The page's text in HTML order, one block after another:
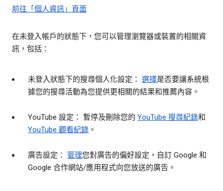
前往「個人資訊」頁面
在未登入帳戶的狀態下，您可以管理瀏覽器或裝置的相關資
訊，包括：
未登入狀態下的搜尋個人化設定： 選擇是否要讓系統根
據您的搜尋活動為您提供更相關的結果和推薦內容。
YouTube 設定： 暫停及刪除您的 YouTube 搜尋紀錄和
YouTube 觀看紀錄 。
廣告設定： 管理您對廣告的偏好設定，自訂 Google 和
Google 合作網站/應用程式向您放送的廣告。